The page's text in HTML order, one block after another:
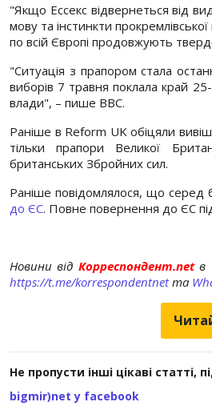
"Якщо Ессекс відвернеться від
мову та інстинкти
по всій Європі продовжують
"Ситуація з прапором стала
виборів 7 травня поклала край
влади", – пише BBC.
Раніше в Reform UK обіцяли
тільки прапори Великої
британських Збройних сил.
Раніше повідомлялося, що серед
до ЄС. Повне повернення до ЄС
Новини від Корреспондент.netв
https://t.me/korrespondentnetта
Не пропусти інші цікаві статті,
bigmir)net у facebook